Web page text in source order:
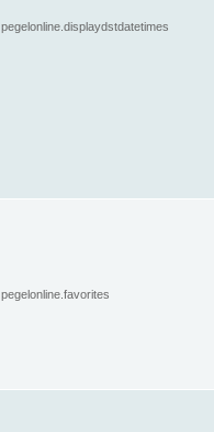
pegelonline.displaydstdatetimes
pegelonline.favorites